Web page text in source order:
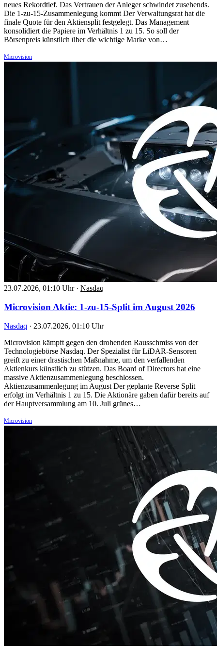
neues Rekordtief. Das Vertrauen der Anleger schwindet zusehends.
Die 1-zu-15-Zusammenlegung kommt Der Verwaltungsrat hat die
finale Quote für den Aktiensplit festgelegt. Das Management
konsolidiert die Papiere im Verhältnis 1 zu 15. So soll der
Börsenpreis künstlich über die wichtige Marke von…
Microvision
23.07.2026, 01:10 Uhr · Nasdaq
Microvision Aktie: 1-zu-15-Split im August 2026
Nasdaq · 23.07.2026, 01:10 Uhr
Microvision kämpft gegen den drohenden Rausschmiss von der
Technologiebörse Nasdaq. Der Spezialist für LiDAR-Sensoren
greift zu einer drastischen Maßnahme, um den verfallenden
Aktienkurs künstlich zu stützen. Das Board of Directors hat eine
massive Aktienzusammenlegung beschlossen.
Aktienzusammenlegung im August Der geplante Reverse Split
erfolgt im Verhältnis 1 zu 15. Die Aktionäre gaben dafür bereits auf
der Hauptversammlung am 10. Juli grünes…
Microvision